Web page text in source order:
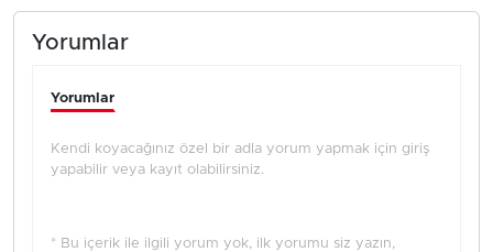
Yorumlar
Yorumlar
Kendi koyacağınız özel bir adla yorum yapmak için giriş
yapabilir veya kayıt olabilirsiniz.
* Bu içerik ile ilgili yorum yok, ilk yorumu siz yazın,